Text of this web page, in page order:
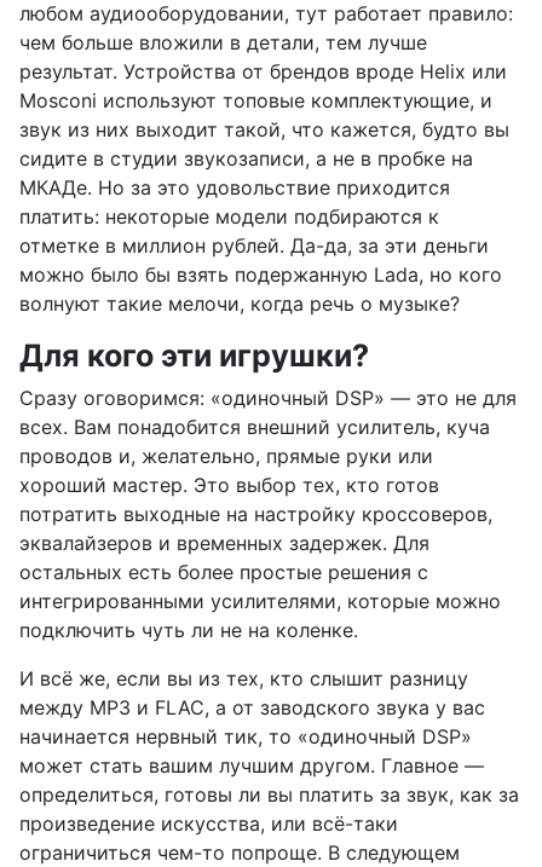
любом аудиооборудовании, тут работает правило:
чем больше вложили в детали, тем лучше
результат. Устройства от брендов вроде Helix или
Mosconi используют топовые комплектующие, и
звук из них выходит такой, что кажется, будто вы
сидите в студии звукозаписи, а не в пробке на
МКАДе. Но за это удовольствие приходится
платить: некоторые модели подбираются к
отметке в миллион рублей. Да-да, за эти деньги
можно было бы взять подержанную Lada, но кого
волнуют такие мелочи, когда речь о музыке?
Для кого эти игрушки?
Сразу оговоримся: «одиночный DSP» — это не для
всех. Вам понадобится внешний усилитель, куча
проводов и, желательно, прямые руки или
хороший мастер. Это выбор тех, кто готов
потратить выходные на настройку кроссоверов,
эквалайзеров и временных задержек. Для
остальных есть более простые решения с
интегрированными усилителями, которые можно
подключить чуть ли не на коленке.
И всё же, если вы из тех, кто слышит разницу
между MP3 и FLAC, а от заводского звука у вас
начинается нервный тик, то «одиночный DSP»
может стать вашим лучшим другом. Главное —
определиться, готовы ли вы платить за звук, как за
произведение искусства, или всё-таки
ограничиться чем-то попроще. В следующем